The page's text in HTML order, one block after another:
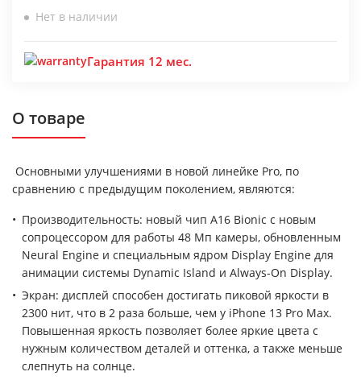
Нет в наличии
Гарантия 12 мес.
О товаре
Основными улучшениями в новой линейке Pro, по
сравнению с предыдущим поколением, являются:
Производительность: новый чип A16 Bionic с новым
сопроцессором для работы 48 Мп камеры, обновленным
Neural Engine и специальным ядром Display Engine для
анимации системы Dynamic Island и Always-On Display.
Экран: дисплей способен достигать пиковой яркости в
2300 нит, что в 2 раза больше, чем у iPhone 13 Pro Max.
Повышенная яркость позволяет более яркие цвета с
нужным количеством деталей и оттенка, а также меньше
слепнуть на солнце.